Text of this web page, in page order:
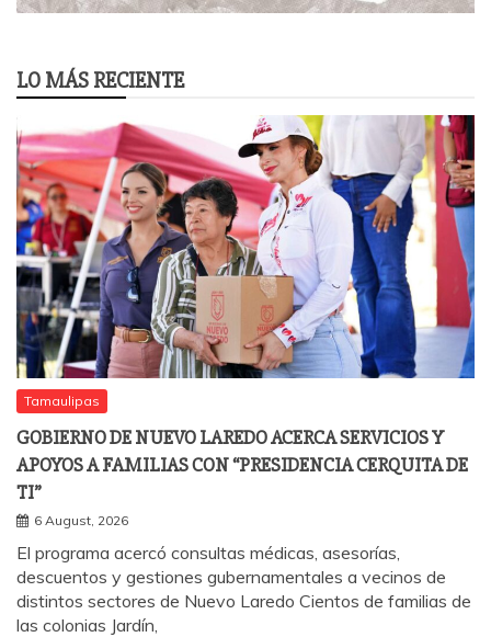
LO MÁS RECIENTE
Tamaulipas
GOBIERNO DE NUEVO LAREDO ACERCA SERVICIOS Y
APOYOS A FAMILIAS CON “PRESIDENCIA CERQUITA DE
TI”
6 August, 2026
El programa acercó consultas médicas, asesorías,
descuentos y gestiones gubernamentales a vecinos de
distintos sectores de Nuevo Laredo Cientos de familias de
las colonias Jardín,